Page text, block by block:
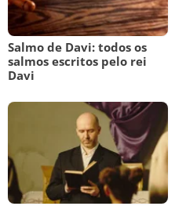
Salmo de Davi: todos os
salmos escritos pelo rei
Davi